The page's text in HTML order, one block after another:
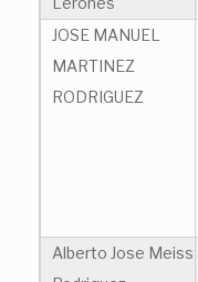
JOSE MANUEL
MARTINEZ
RODRIGUEZ
Alberto Jose Meiss